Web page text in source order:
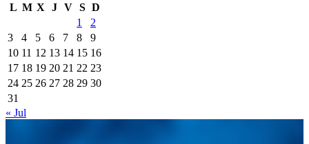
L M X J V S D
1
2
3
4 5 6 7 8
9
10 11 12 13 14 15 16
17 18 19 20 21 22 23
24 25 26 27 28 29 30
31
« Jul